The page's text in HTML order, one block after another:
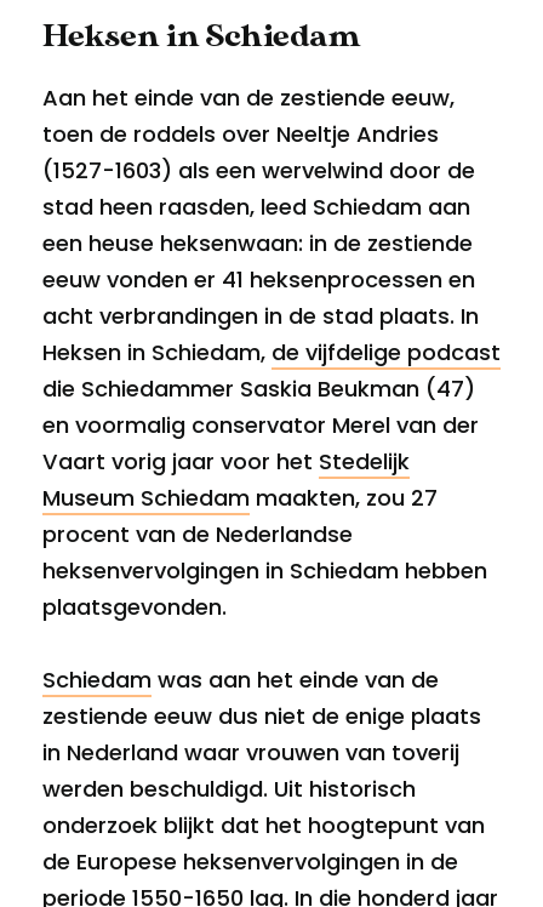
Heksen in Schiedam
Aan het einde van de zestiende eeuw,
toen de roddels over Neeltje Andries
(1527-1603) als een wervelwind door de
stad heen raasden, leed Schiedam aan
een heuse heksenwaan: in de zestiende
eeuw vonden er 41 heksenprocessen en
acht verbrandingen in de stad plaats. In
Heksen in Schiedam, de vijfdelige podcast
die Schiedammer Saskia Beukman (47)
en voormalig conservator Merel van der
Vaart vorig jaar voor het Stedelijk
Museum Schiedam maakten, zou 27
procent van de Nederlandse
heksenvervolgingen in Schiedam hebben
plaatsgevonden.
Schiedam was aan het einde van de
zestiende eeuw dus niet de enige plaats
in Nederland waar vrouwen van toverij
werden beschuldigd. Uit historisch
onderzoek blijkt dat het hoogtepunt van
de Europese heksenvervolgingen in de
periode 1550-1650 lag. In die honderd jaar